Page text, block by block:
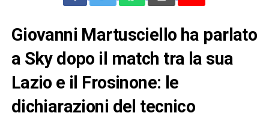
Giovanni Martusciello ha parlato
a Sky dopo il match tra la sua
Lazio e il Frosinone: le
dichiarazioni del tecnico